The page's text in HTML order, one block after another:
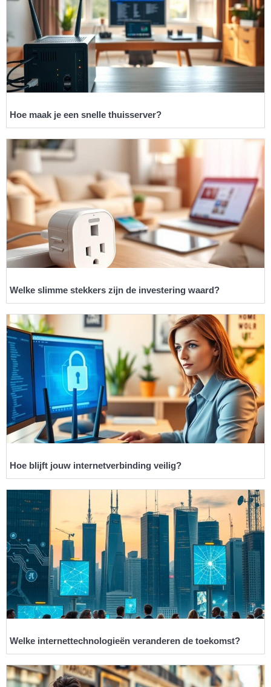
Hoe maak je een snelle thuisserver?
Welke slimme stekkers zijn de investering waard?
Hoe blijft jouw internetverbinding veilig?
Welke internettechnologieën veranderen de toekomst?